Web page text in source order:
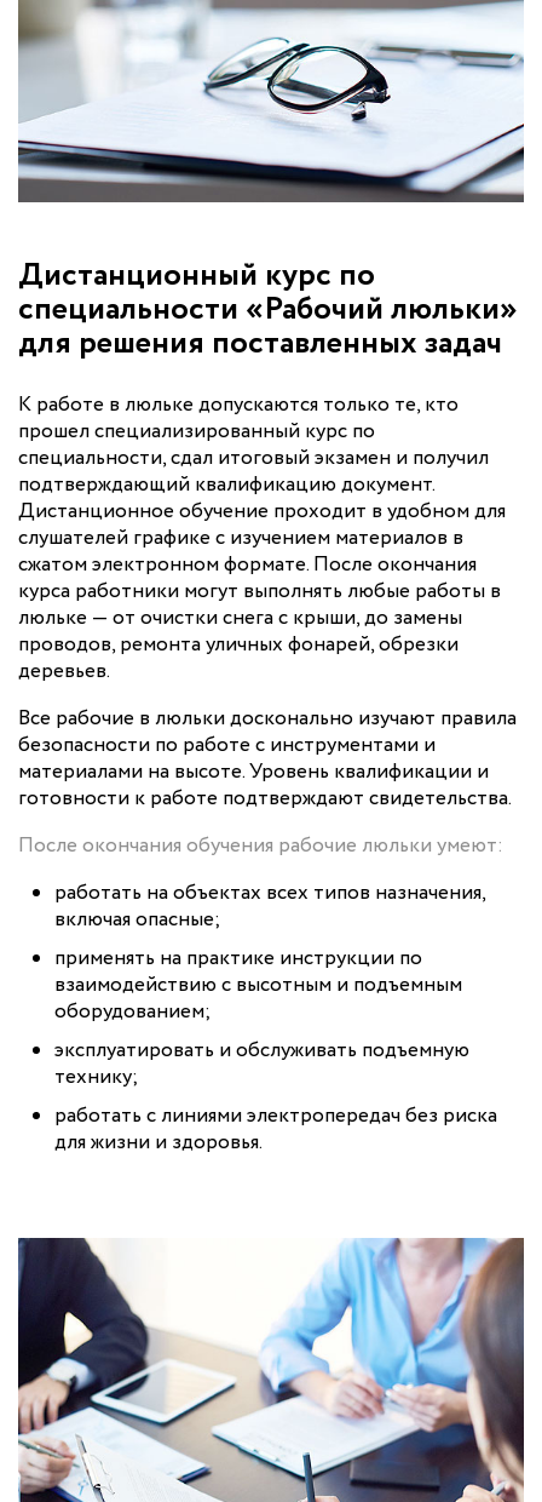
Дистанционный курс по
специальности «Рабочий люльки»
для решения поставленных задач
К работе в люльке допускаются только те, кто
прошел специализированный курс по
специальности, сдал итоговый экзамен и получил
подтверждающий квалификацию документ.
Дистанционное обучение проходит в удобном для
слушателей графике с изучением материалов в
сжатом электронном формате. После окончания
курса работники могут выполнять любые работы в
люльке — от очистки снега с крыши, до замены
проводов, ремонта уличных фонарей, обрезки
деревьев.
Все рабочие в люльки досконально изучают правила
безопасности по работе с инструментами и
материалами на высоте. Уровень квалификации и
готовности к работе подтверждают свидетельства.
После окончания обучения рабочие люльки умеют:
работать на объектах всех типов назначения,
включая опасные;
применять на практике инструкции по
взаимодействию с высотным и подъемным
оборудованием;
эксплуатировать и обслуживать подъемную
технику;
работать с линиями электропередач без риска
для жизни и здоровья.